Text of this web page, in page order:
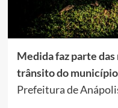
Medida faz parte
trânsito do município
Prefeitura de